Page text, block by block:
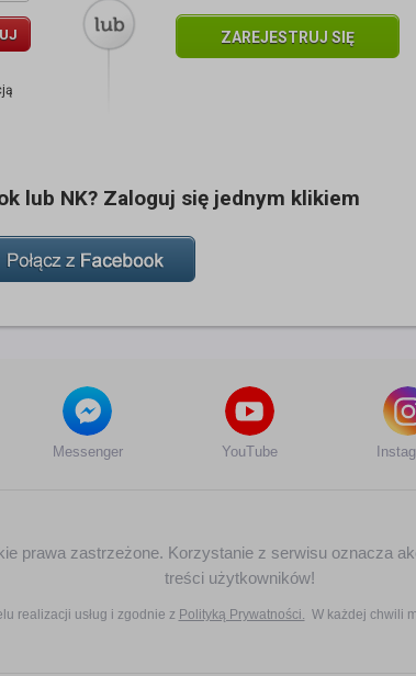
ZAREJESTRUJ SIĘ
lub NK? Zaloguj się jednym klikiem
Messenger YouTube
prawa zastrzeżone. Korzystanie z serwisu oznacza
treści użytkowników!
realizacji usług i zgodnie z Polityką Prywatności. W każdej chwili